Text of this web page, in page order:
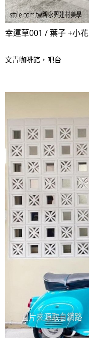
幸運草001 / 葉子 +小花
文青咖啡館，吧台